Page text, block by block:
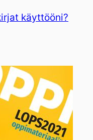
käyttööni?